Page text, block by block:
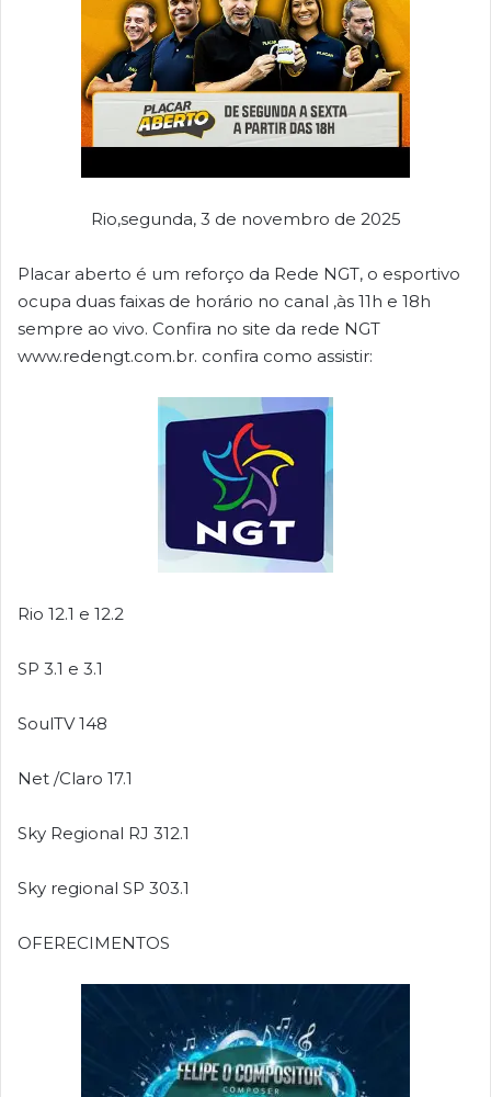
Rio,segunda, 3 de novembro de 2025
Placar aberto é um reforço da Rede NGT, o esportivo
ocupa duas faixas de horário no canal ,às 11h e 18h
sempre ao vivo. Confira no site da rede NGT
www.redengt.com.br. confira como assistir:
Rio 12.1 e 12.2
SP 3.1 e 3.1
SoulTV 148
Net /Claro 17.1
Sky Regional RJ 312.1
Sky regional SP 303.1
OFERECIMENTOS